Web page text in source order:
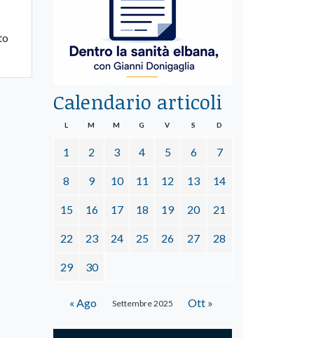
Calendario articoli
Settembre 2025
L M M G V S D
1 2 3 4 5 6 7
8 9 10 11 12 13 14
15 16 17 18 19 20 21
22 23 24 25 26 27 28
29 30
« Ago Ott »